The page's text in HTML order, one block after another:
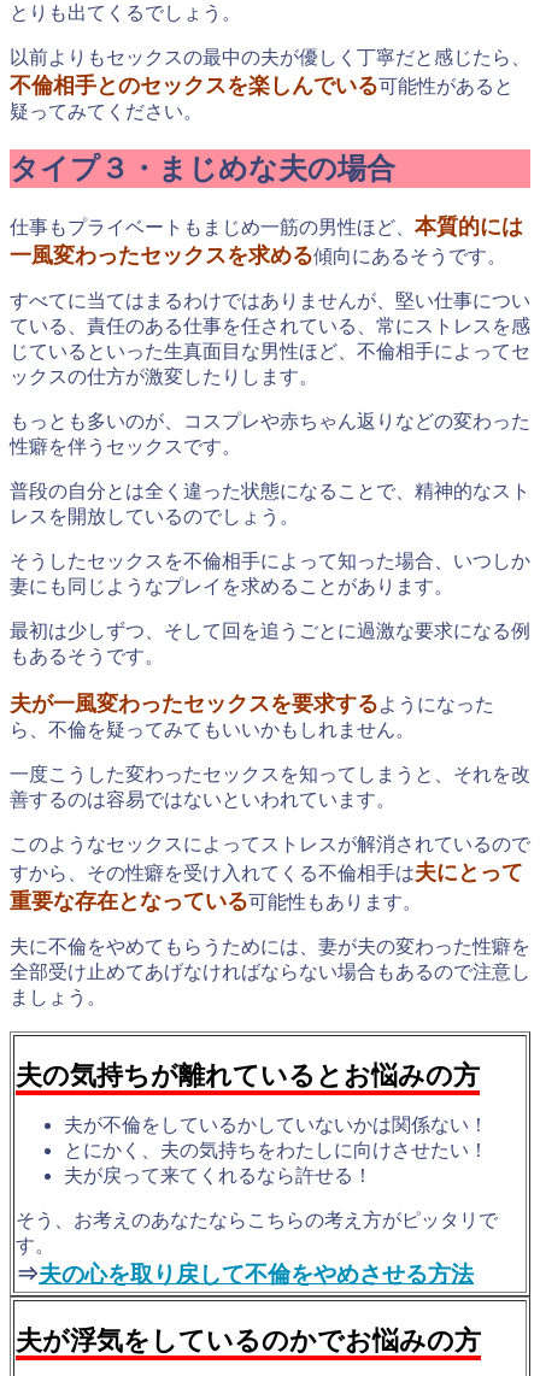
とりも出てくるでしょう。
以前よりもセックスの最中の夫が優しく丁寧だと感じたら、
不倫相手とのセックスを楽しんでいる可能性があると
疑ってみてください。
タイプ３・まじめな夫の場合
仕事もプライベートもまじめ一筋の男性ほど、 本質的には
一風変わったセックスを求める傾向にあるそうです。
すべてに当てはまるわけではありませんが、堅い仕事につい
ている、責任のある仕事を任されている、常にストレスを感
じているといった生真面目な男性ほど、不倫相手によってセ
ックスの仕方が激変したりします。
もっとも多いのが、コスプレや赤ちゃん返りなどの変わった
性癖を伴うセックスです。
普段の自分とは全く違った状態になることで、精神的なスト
レスを開放しているのでしょう。
そうしたセックスを不倫相手によって知った場合、いつしか
妻にも同じようなプレイを求めることがあります。
最初は少しずつ、そして回を追うごとに過激な要求になる例
もあるそうです。
夫が一風変わったセックスを要求するようになった
ら、不倫を疑ってみてもいいかもしれません。
一度こうした変わったセックスを知ってしまうと、それを改
善するのは容易ではないといわれています。
このようなセックスによってストレスが解消されているので
すから、その性癖を受け入れてくる不倫相手は夫にとって
重要な存在となっている可能性もあります。
夫に不倫をやめてもらうためには、妻が夫の変わった性癖を
全部受け止めてあげなければならない場合もあるので注意し
ましょう。
夫の気持ちが離れているとお悩みの方
夫が不倫をしているかしていないかは関係ない！
とにかく、夫の気持ちをわたしに向けさせたい！
夫が戻って来てくれるなら許せる！
そう、お考えのあなたならこちらの考え方がピッタリで
す。
⇒夫の心を取り戻して不倫をやめさせる方法
夫が浮気をしているのかでお悩みの方